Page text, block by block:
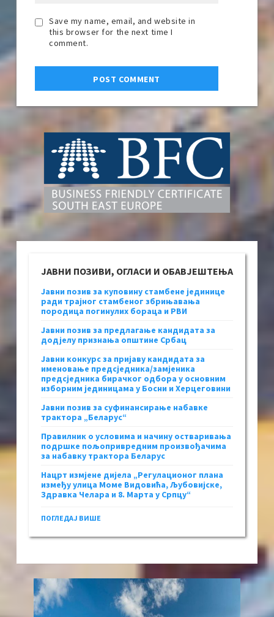
Save my name, email, and website in
this browser for the next time I
comment.
ЈАВНИ ПОЗИВИ, ОГЛАСИ И ОБАВЈЕШТЕЊА
Јавни позив за куповину стамбене јединице
ради трајног стамбеног збрињавања
породица погинулих бораца и РВИ
Јавни позив за предлагање кандидата за
додјелу признања општине Србац
Јавни конкурс за пријаву кандидата за
именовање предсједника/замјеника
предсједника бирачког одбора у основним
изборним јединицама у Босни и Херцеговини
Јавни позив за суфинансирање набавке
трактора „Беларус“
Правилник о условима и начину остваривања
подршке пољопривредним произвођачима
за набавку трактора Беларус
Нацрт измјене дијела „Регулационог плана
између улица Моме Видовића, Љубовијске,
Здравка Челара и 8. Марта у Српцу“
ПОГЛЕДАЈ ВИШЕ